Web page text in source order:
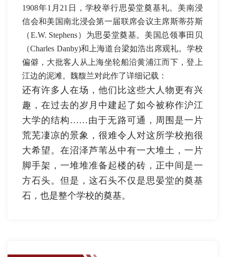
1908年1月21日，学校举行思晏堂奠基礼。美南浸
信会和美国南北浸会第一届联席会议主席斯蒂芬斯
（E.W. Stephens）为思晏堂奠基。美国总领事田贝
（Charles Danby)和上海道台梁如浩出席观礼。学校
偏僻，大批客人从上海坐轮船沿黄浦江而下，登上
江边的泥滩。魏馥兰对此作了详细记载：
还有许多人在场，他们比这些大人物更有兴
趣，在过去的岁月中建起了如今被称作沪江
大学的结构……由于无路可通，周围是一片
荒芜凄凉的景象，很难令人对这所学校抱很
大希望。在沼泽芦苇丛中有一大堆土，一片
脚手架，一堆堆准备起楼的砖，正中间是一
方石头。但是，这石头不仅是思晏堂的奠基
石，也是整个学校的奠基。